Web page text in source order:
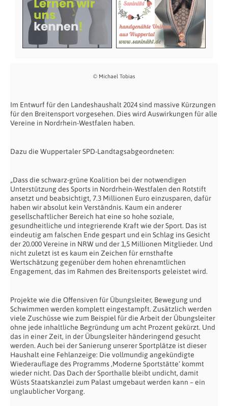
© Michael Tobias
Im Entwurf für den Landeshaushalt 2024 sind massive Kürzungen
für den Breitensport vorgesehen. Dies wird Auswirkungen für alle
Vereine in Nordrhein-Westfalen haben.
Dazu die Wuppertaler SPD-Landtagsabgeordneten:
„Dass die schwarz-grüne Koalition bei der notwendigen
Unterstützung des Sports in Nordrhein-Westfalen den Rotstift
ansetzt und beabsichtigt, 7.3 Millionen Euro einzusparen, dafür
haben wir absolut kein Verständnis. Kaum ein anderer
gesellschaftlicher Bereich hat eine so hohe soziale,
gesundheitliche und integrierende Kraft wie der Sport. Das ist
eindeutig am falschen Ende gespart und ein Schlag ins Gesicht
der 20.000 Vereine in NRW und der 1,5 Millionen Mitglieder. Und
nicht zuletzt ist es kaum ein Zeichen für ernsthafte
Wertschätzung gegenüber dem hohen ehrenamtlichen
Engagement, das im Rahmen des Breitensports geleistet wird.
Projekte wie die Offensiven für Übungsleiter, Bewegung und
Schwimmen werden komplett eingestampft. Zusätzlich werden
viele Zuschüsse wie zum Beispiel für die Arbeit der Übungsleiter
ohne jede inhaltliche Begründung um acht Prozent gekürzt. Und
das in einer Zeit, in der Übungsleiter händeringend gesucht
werden. Auch bei der Sanierung unserer Sportplätze ist dieser
Haushalt eine Fehlanzeige: Die vollmundig angekündigte
Wiederauflage des Programms ‚Moderne Sportstätte‘ kommt
wieder nicht. Das Dach der Sporthalle bleibt undicht, damit
Wüsts Staatskanzlei zum Palast umgebaut werden kann – ein
unglaublicher Vorgang.